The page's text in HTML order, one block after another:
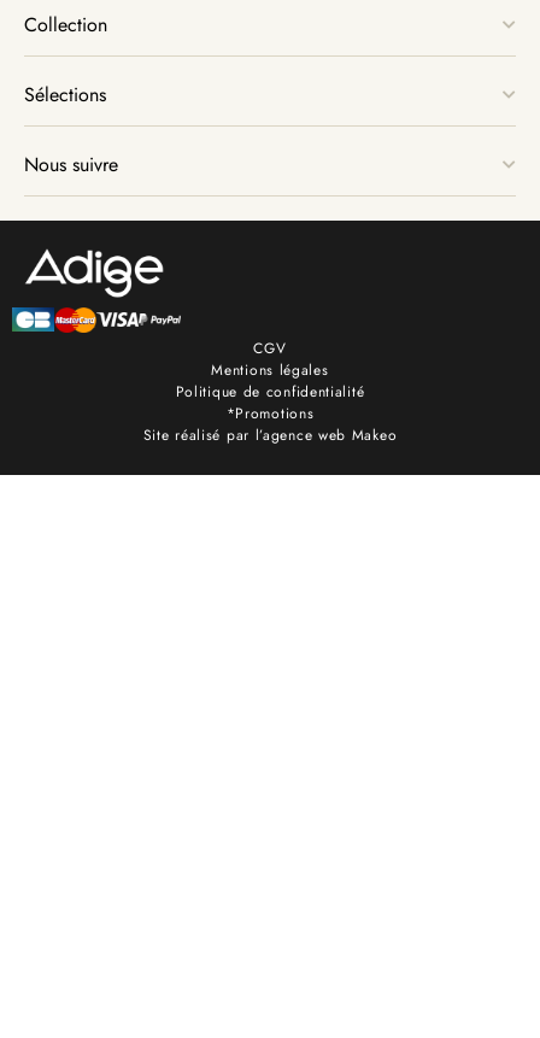
Collection
Sélections
Nous suivre
CGV
Mentions légales
Politique de confidentialité
*Promotions
Site réalisé par l’agence web Makeo